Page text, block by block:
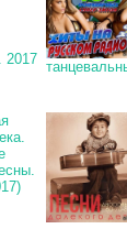
2017